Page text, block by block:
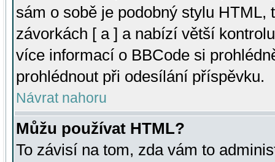
sám o sobě je podobný stylu HTML,
závorkách [ a ] a nabízí větší
více informací o BBCode si
prohlédnout při odesílání příspěvku.
Návrat nahoru
Můžu používat HTML?
To závisí na tom, zda vám to